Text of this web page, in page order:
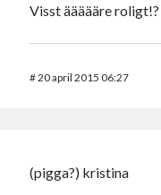
Visst äääääre roligt!?
#20 april 2015 06:27
(pigga?) kristina